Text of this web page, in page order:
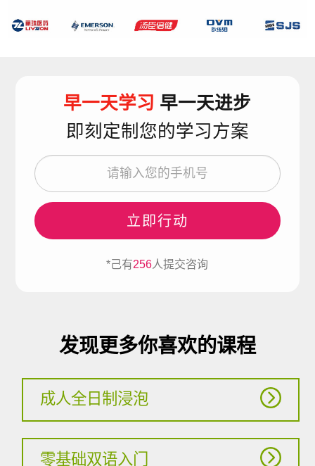
早一天学习 早一天进步
即刻定制您的学习方案
立即行动
*己有256人提交咨询
发现更多你喜欢的课程
成人全日制浸泡
零基础双语入门